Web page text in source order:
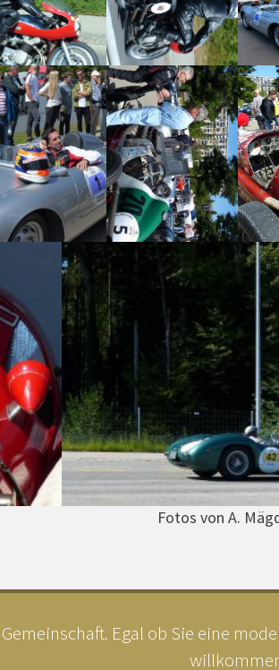
Fotos von A.
Egal ob Sie eine